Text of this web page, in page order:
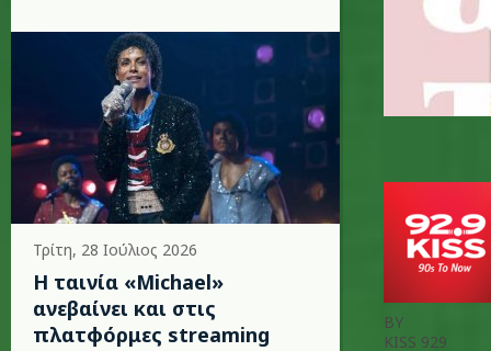
Τρίτη, 28 Ιούλιος 2026
Η ταινία «Michael»
ανεβαίνει και στις
πλατφόρμες streaming
BY
KISS 929